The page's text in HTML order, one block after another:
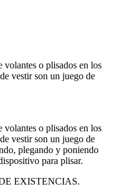
volantes o plisados en los
vestir son un juego de
volantes o plisados en los
vestir son un juego de
plegando y poniendo
para plisar.
EXISTENCIAS.